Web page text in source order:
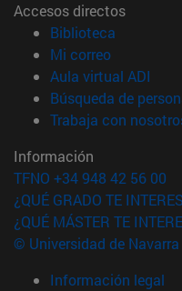
Accesos directos
Biblioteca
Mi correo(abre en
Aula virtual ADI
Búsqueda de
Trabaja con
Información
TFNO +34 948 42 56 00
¿QUÉ GRADO TE
¿QUÉ MÁSTER TE
© Universidad de Navarra
Información legal